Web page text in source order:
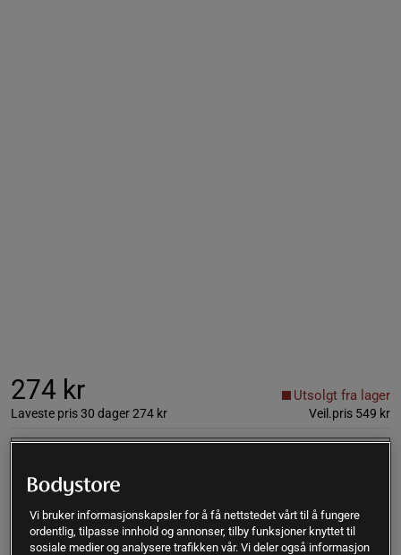
274 kr
Laveste pris 30 dager274 kr Veil.pris 549 kr
Utsolgt fra lager
Gi meg beskjed via e-post
Vi bruker informasjonskapsler for å få nettstedet vårt til å fungere
ordentlig, tilpasse innhold og annonser, tilby funksjoner knyttet til
sosiale medier og analysere trafikken vår. Vi deler også informasjon